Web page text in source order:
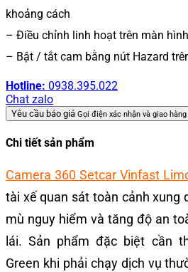
khoảng cách
– Điều chỉnh linh hoạt trên màn hình
– Bật / tắt cam bằng nút Hazard
Hotline: 0938.395.022
Chat zalo
Yêu cầu báo giá Gọi điện xác nhận và giao
Chi tiết sản phẩm
Camera 360 Setcar Vinfast
tài xế quan sát toàn cảnh xung
mù nguy hiểm và tăng độ an
lái. Sản phẩm đặc biệt cần
Green khi phải chạy dịch vụ